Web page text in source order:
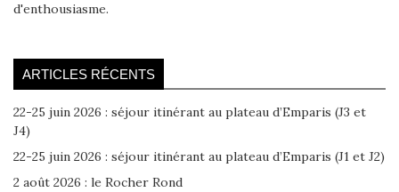
d'enthousiasme.
ARTICLES RÉCENTS
22-25 juin 2026 : séjour itinérant au plateau d’Emparis (J3 et
J4)
22-25 juin 2026 : séjour itinérant au plateau d’Emparis (J1 et J2)
2 août 2026 : le Rocher Rond